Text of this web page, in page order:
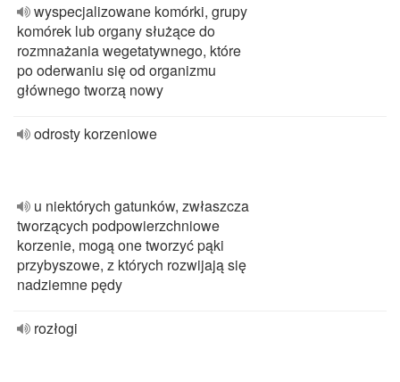
wyspecjalizowane komórki, grupy
komórek lub organy służące do
rozmnażania wegetatywnego, które
po oderwaniu się od organizmu
głównego tworzą nowy
odrosty korzeniowe
u niektórych gatunków, zwłaszcza
tworzących podpowierzchniowe
korzenie, mogą one tworzyć pąki
przybyszowe, z których rozwijają się
nadziemne pędy
rozłogi